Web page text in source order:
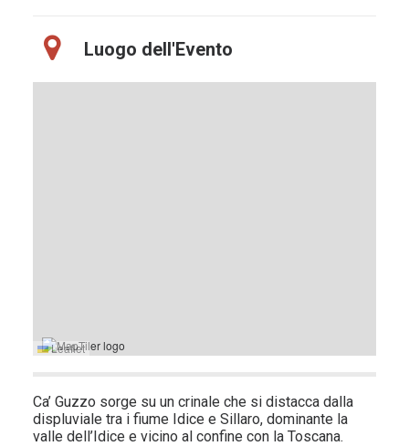
Luogo dell'Evento
Leaflet
Ca’ Guzzo sorge su un crinale che si distacca dalla
displuviale tra i fiume Idice e Sillaro, dominante la
valle dell’Idice e vicino al confine con la Toscana.